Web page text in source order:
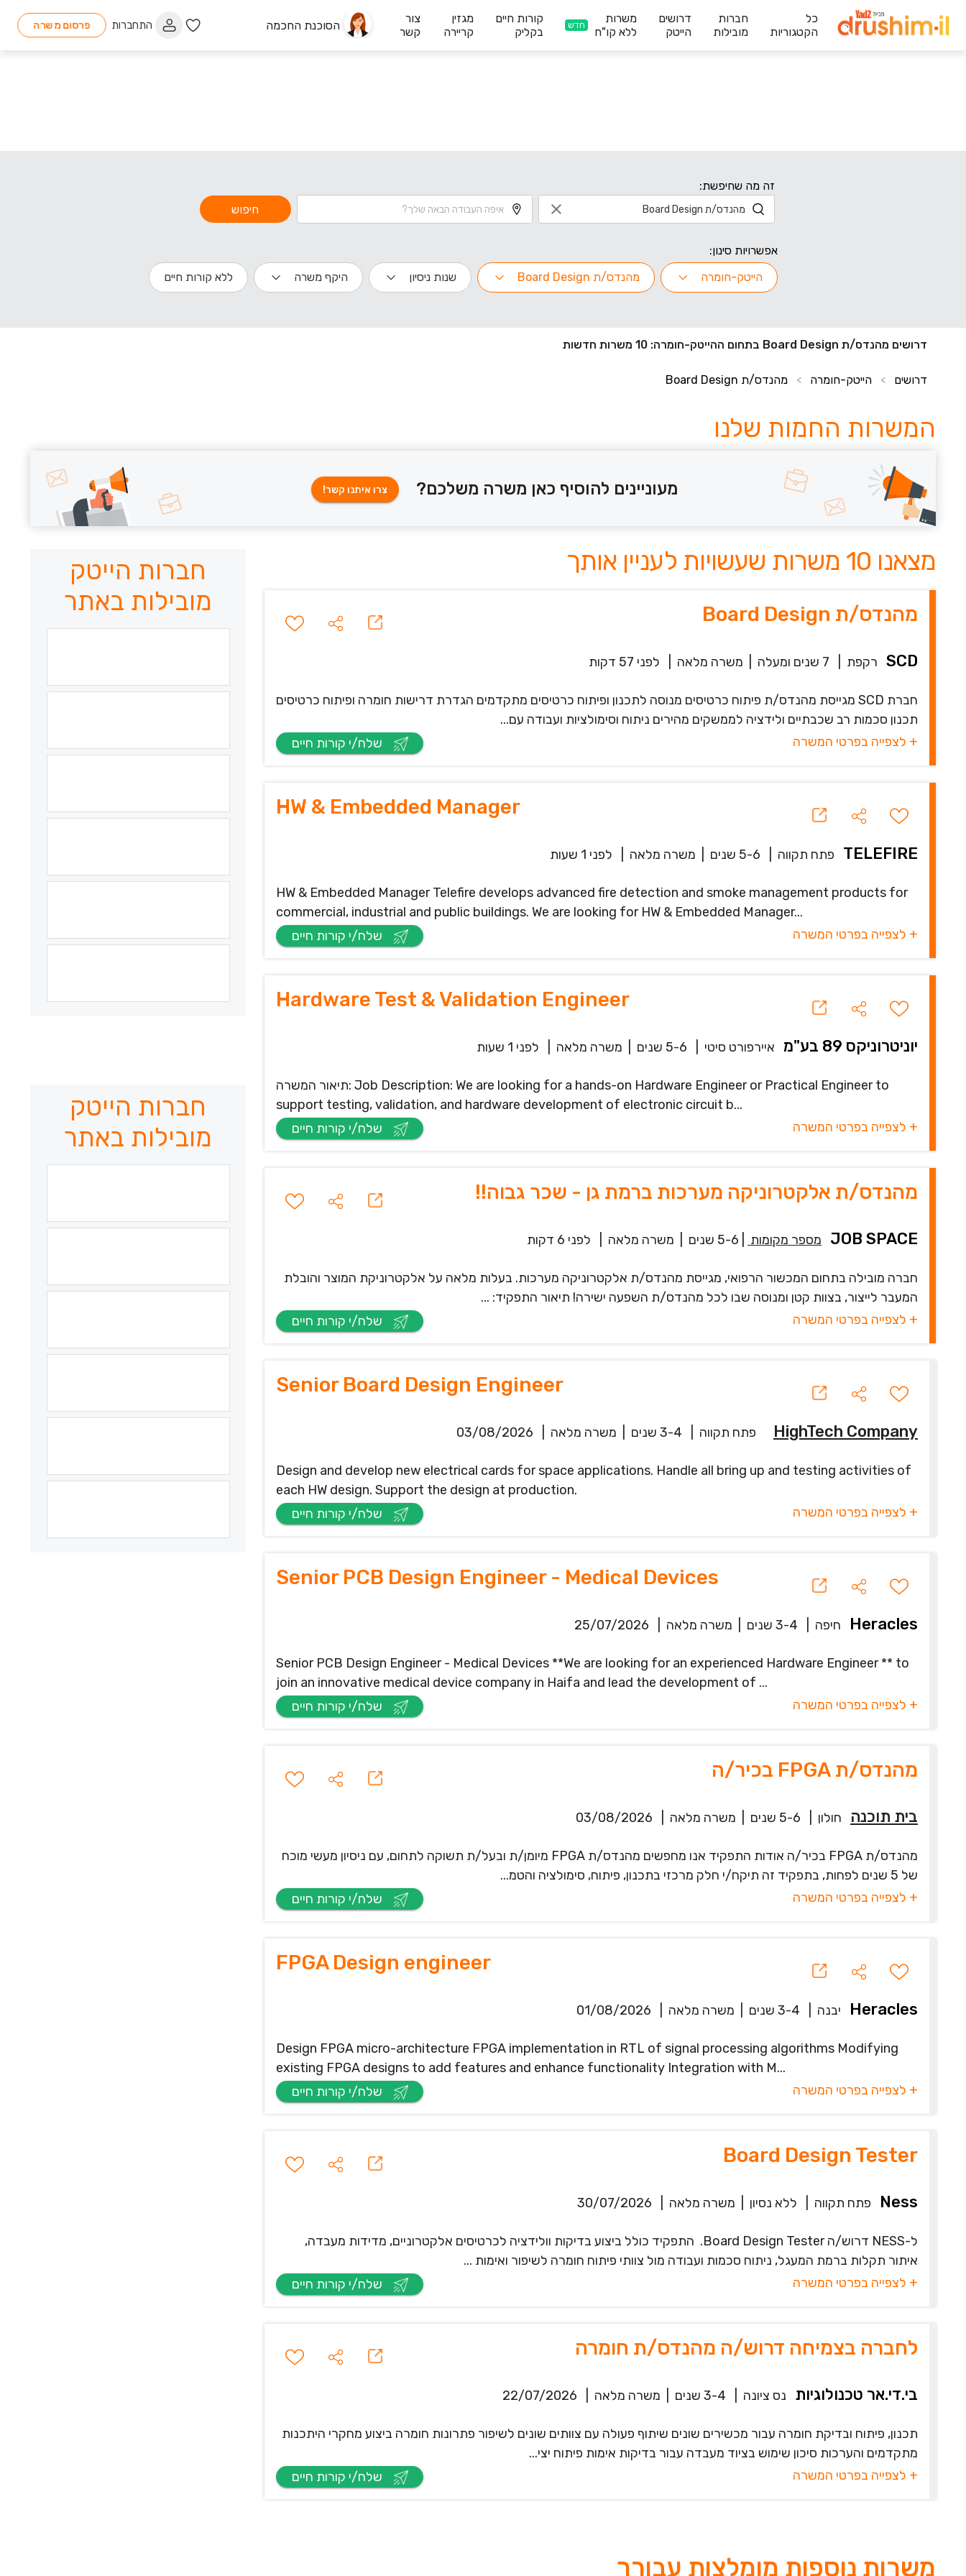
כל
הקטגוריות
חברות
מובילות
דרושים
הייטק
משרות
ללא קו"ח
חדש
קורות חיים
בקליק
מגזין
קריירה
צור
קשר
הסוכנת החכמה התחברות פרסום משרה
זה מה שחיפשת:
חיפוש
אפשרויות סינון:
הייטק-חומרה
מהנדס/ת Board Design שנות ניסיון היקף משרה ללא קורות חיים
דרושים מהנדס/ת Board Design בתחום ההייטק-חומרה: 10 משרות חדשות
דרושים > הייטק-חומרה > מהנדס/ת Board Design
המשרות החמות שלנו
מעוניינים להוסיף כאן משרה משלכם? צרו איתנו קשר!
מצאנו 10 משרות שעשויות לעניין אותך
מהנדס/ת Board Design
SCD רקפת 7 שנים ומעלה משרה מלאה לפני 57 דקות
חברת SCD מגייסת מהנדס/ת פיתוח כרטיסים מנוסה לתכנון ופיתוח כרטיסים מתקדמים הגדרת דרישות חומרה ופיתוח כרטיסים
תכנון סכמות רב שכבתיים ולידציה לממשקים מהירים ניתוח וסימולציות ועבודה עם...
+ לצפייה בפרטי המשרה
HW & Embedded Manager
TELEFIRE פתח תקווה 5-6 שנים משרה מלאה לפני 1 שעות
HW & Embedded Manager Telefire develops advanced fire detection and smoke management products for
commercial, industrial and public buildings. We are looking for HW & Embedded Manager...
+ לצפייה בפרטי המשרה
Hardware Test & Validation Engineer
יוניטרוניקס 89 בע"מ איירפורט סיטי 5-6 שנים משרה מלאה לפני 1 שעות
תיאור המשרה: Job Description: We are looking for a hands-on Hardware Engineer or Practical Engineer to
support testing, validation, and hardware development of electronic circuit b...
+ לצפייה בפרטי המשרה
מהנדס/ת אלקטרוניקה מערכות ברמת גן - שכר גבוה!!
JOB SPACE מספר מקומות 5-6 שנים משרה מלאה לפני 6 דקות
חברה מובילה בתחום המכשור הרפואי, מגייסת מהנדס/ת אלקטרוניקה מערכות. בעלות מלאה על אלקטרוניקת המוצר והובלת
המעבר לייצור, בצוות קטן ומנוסה שבו לכל מהנדס/ת השפעה ישירה! תיאור התפקיד: ...
+ לצפייה בפרטי המשרה
Senior Board Design Engineer
HighTech Company פתח תקווה 3-4 שנים משרה מלאה 03/08/2026
Design and develop new electrical cards for space applications. Handle all bring up and testing activities of
each HW design. Support the design at production.
+ לצפייה בפרטי המשרה
Senior PCB Design Engineer - Medical Devices
Heracles חיפה 3-4 שנים משרה מלאה 25/07/2026
Senior PCB Design Engineer - Medical Devices **We are looking for an experienced Hardware Engineer ** to
join an innovative medical device company in Haifa and lead the development of ...
+ לצפייה בפרטי המשרה
מהנדס/ת FPGA בכיר/ה
בית תוכנה חולון 5-6 שנים משרה מלאה 03/08/2026
מהנדס/ת FPGA בכיר/ה אודות התפקיד אנו מחפשים מהנדס/ת FPGA מיומן/ת ובעל/ת תשוקה לתחום, עם ניסיון מעשי מוכח
של 5 שנים לפחות, בתפקיד זה תיקח/י חלק מרכזי בתכנון, פיתוח, סימולציה והטמ...
+ לצפייה בפרטי המשרה
FPGA Design engineer
Heracles יבנה 3-4 שנים משרה מלאה 01/08/2026
Design FPGA micro-architecture FPGA implementation in RTL of signal processing algorithms Modifying
existing FPGA designs to add features and enhance functionality Integration with M...
+ לצפייה בפרטי המשרה
Board Design Tester
Ness פתח תקווה ללא נסיון משרה מלאה 30/07/2026
ל-NESS דרוש/ה Board Design Tester. התפקיד כולל ביצוע בדיקות וולידציה לכרטיסים אלקטרוניים, מדידות מעבדה,
איתור תקלות ברמת המעגל, ניתוח סכמות ועבודה מול צוותי פיתוח חומרה לשיפור ואימות ...
+ לצפייה בפרטי המשרה
לחברה בצמיחה דרוש/ה מהנדס/ת חומרה
בי.די.אר טכנולוגיות נס ציונה 3-4 שנים משרה מלאה 22/07/2026
תכנון, פיתוח ובדיקת חומרה עבור מכשירים שונים שיתוף פעולה עם צוותים שונים לשיפור פתרונות חומרה ביצוע מחקרי היתכנות
מתקדמים והערכות סיכון שימוש בציוד מעבדה עבור בדיקות אימות פיתוח יצי...
+ לצפייה בפרטי המשרה
משרות נוספות מומלצות עבורך
חברות הייטק
מובילות באתר
חברות הייטק
מובילות באתר